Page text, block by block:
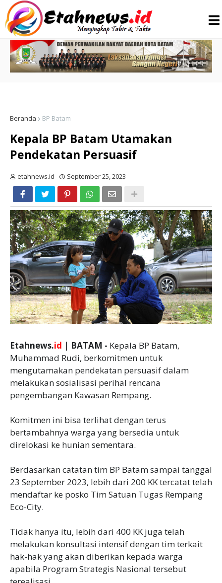
Beranda BP Batam
Kepala BP Batam Utamakan
Pendekatan Persuasif
etahnews.id September 25, 2023
Etahnews.id | BATAM - Kepala BP Batam,
Muhammad Rudi, berkomitmen untuk
mengutamakan pendekatan persuasif dalam
melakukan sosialisasi perihal rencana
pengembangan Kawasan Rempang.
Komitmen ini bisa terlihat dengan terus
bertambahnya warga yang bersedia untuk
direlokasi ke hunian sementara.
Berdasarkan catatan tim BP Batam sampai tanggal
23 September 2023, lebih dari 200 KK tercatat telah
mendaftar ke posko Tim Satuan Tugas Rempang
Eco-City.
Tidak hanya itu, lebih dari 400 KK juga telah
melakukan konsultasi intensif dengan tim terkait
hak-hak yang akan diberikan kepada warga
apabila Program Strategis Nasional tersebut